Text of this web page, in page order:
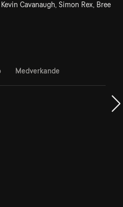
Cavanaugh, Simon Rex, Bree
Medverkande